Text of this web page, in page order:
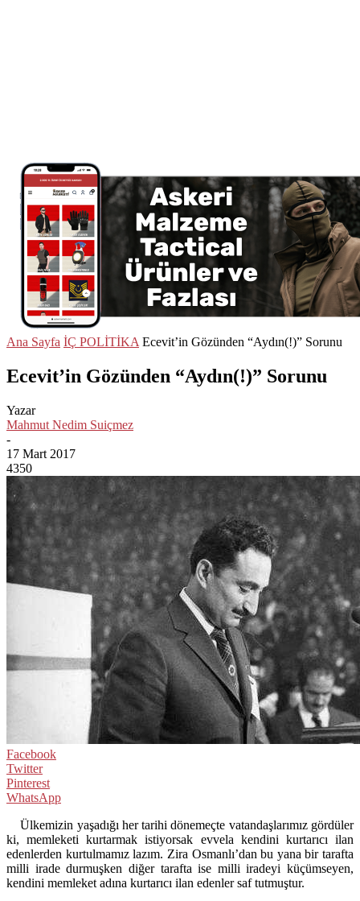
Ana Sayfa İÇ POLİTİKA Ecevit’in Gözünden “Aydın(!)” Sorunu
Ecevit’in Gözünden “Aydın(!)” Sorunu
Yazar
Mahmut Nedim Suiçmez
-
17 Mart 2017
4350
Facebook
Twitter
Pinterest
WhatsApp
Ülkemizin yaşadığı her tarihi dönemeçte vatandaşlarımız gördüler
ki, memleketi kurtarmak istiyorsak evvela kendini kurtarıcı ilan
edenlerden kurtulmamız lazım. Zira Osmanlı’dan bu yana bir tarafta
milli irade durmuşken diğer tarafta ise milli iradeyi küçümseyen,
kendini memleket adına kurtarıcı ilan edenler saf tutmuştur.